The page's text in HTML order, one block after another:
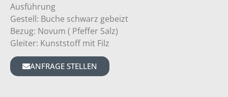
Ausführung
Gestell: Buche schwarz gebeizt
Bezug: Novum ( Pfeffer Salz)
Gleiter: Kunststoff mit Filz
ANFRAGE STELLEN